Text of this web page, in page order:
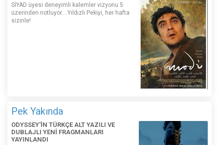
SİYAD üyesi deneyimli kalemler vizyonu 5
üzerinden notluyor... Yıldızlı Pekiyi, her hafta
sizinle!
Pek Yakında
ODYSSEY'İN TÜRKÇE ALT YAZILI VE
DUBLAJLI YENİ FRAGMANLARI
YAYINLANDI